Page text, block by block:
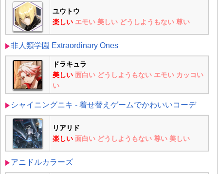
ユウトウ
楽しい エモい 美しい どうしようもない 尊い
非人類学園 Extraordinary Ones
ドラキュラ
美しい 面白い どうしようもない エモい カッコい
い
シャイニングニキ - 着せ替えゲームでかわいいコーデ
リアリド
楽しい 面白い どうしようもない 尊い 美しい
アニドルカラーズ